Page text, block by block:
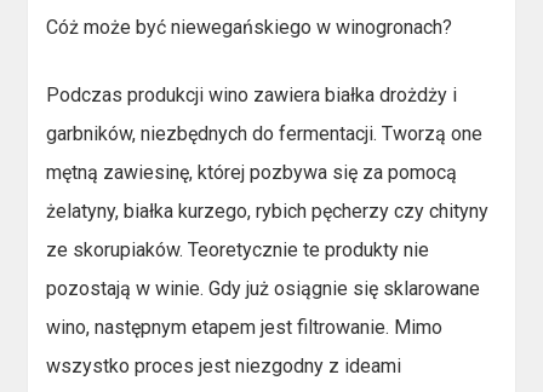
Cóż może być niewegańskiego w winogronach?
Podczas produkcji wino zawiera białka drożdży i
garbników, niezbędnych do fermentacji. Tworzą one
mętną zawiesinę, której pozbywa się za pomocą
żelatyny, białka kurzego, rybich pęcherzy czy chityny
ze skorupiaków. Teoretycznie te produkty nie
pozostają w winie. Gdy już osiągnie się sklarowane
wino, następnym etapem jest filtrowanie. Mimo
wszystko proces jest niezgodny z ideami